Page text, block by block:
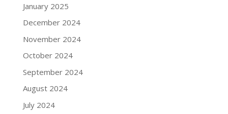
January 2025
December 2024
November 2024
October 2024
September 2024
August 2024
July 2024